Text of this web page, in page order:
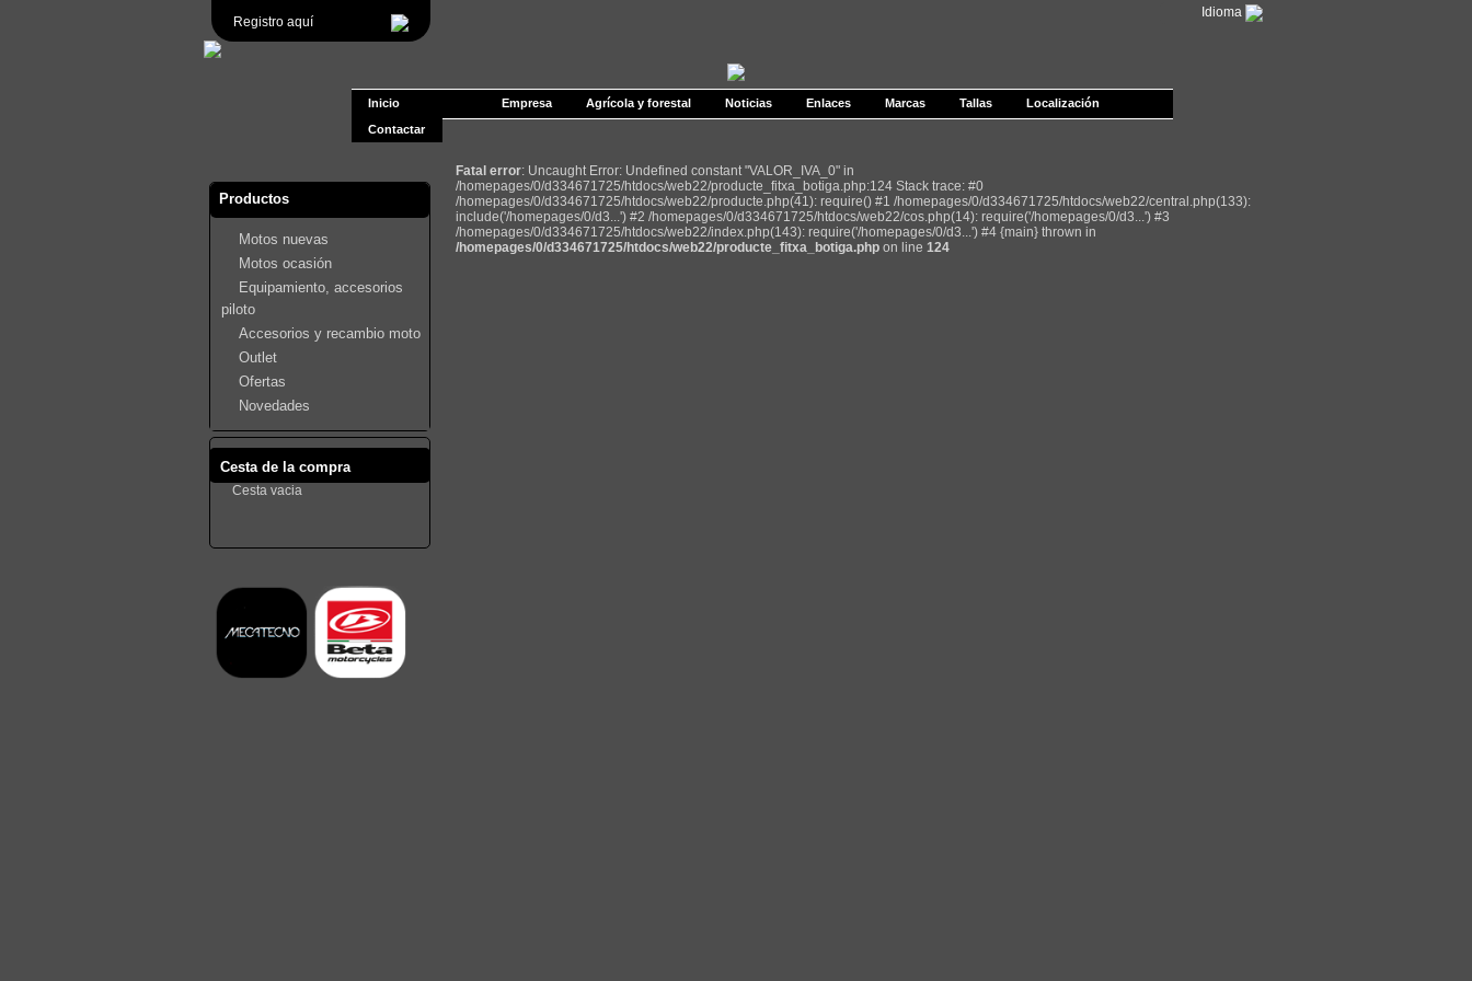
Registro aquí
Idioma
Inicio Empresa Agrícola y forestal Noticias Enlaces Marcas Tallas
Localización
Contactar
Productos
Motos nuevas
Motos ocasión
Equipamiento, accesorios
piloto
Accesorios y recambio moto
Outlet
Ofertas
Novedades
Cesta de la compra
Cesta vacia
Fatal error: Uncaught Error: Undefined constant "VALOR_IVA_0" in
/homepages/0/d334671725/htdocs/web22/producte_fitxa_botiga.php:124 Stack trace: #0
/homepages/0/d334671725/htdocs/web22/producte.php(41): require() #1 /homepages/0/d334671725/htdocs/web22/central.php(133):
include('/homepages/0/d3...') #2 /homepages/0/d334671725/htdocs/web22/cos.php(14): require('/homepages/0/d3...') #3
/homepages/0/d334671725/htdocs/web22/index.php(143): require('/homepages/0/d3...') #4 {main} thrown in
/homepages/0/d334671725/htdocs/web22/producte_fitxa_botiga.php on line 124